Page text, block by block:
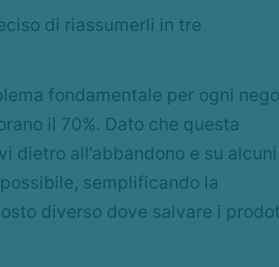
di riassumerli in tre
fondamentale per ogni
il 70%. Dato che questa
dietro all’abbandono e su
semplificando la
diverso dove salvare i